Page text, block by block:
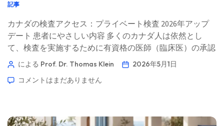
記事
カナダの検査アクセス：プライベート検査 2026年アップ
デート 患者にやさしい内容 多くのカナダ人は依然とし
て、検査を実施するために有資格の医師（臨床医）の承認
が必要です。ただし、その医師が必ずしもあなたのかかり
的な手順を紹介します。📖 約11分 📅 2026年5月1日 📝 公
アドバイザリーボードとの協力のもと、Thomas Klein,
による Prof. Dr. Thomas Klein
2026年5月1日
コメントはまだありません